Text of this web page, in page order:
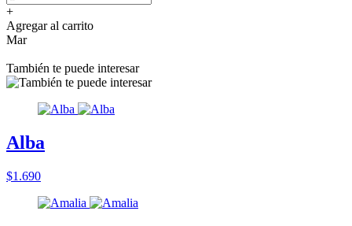
+
Agregar al carrito
Mar
También te puede interesar
Alba
$1.690